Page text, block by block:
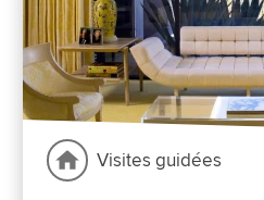
Visites guidées